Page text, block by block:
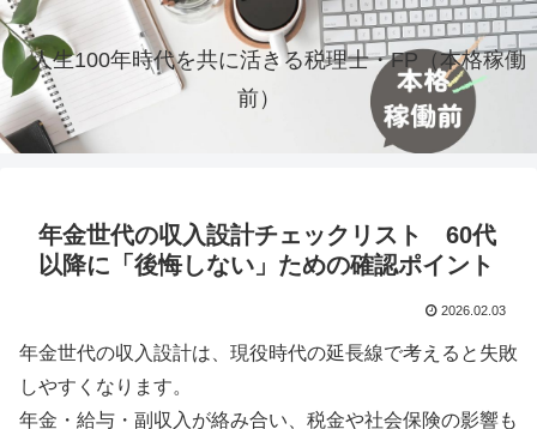
人生100年時代を共に活きる税理士・FP（本格稼働
前）
年金世代の収入設計チェックリスト 60代
以降に「後悔しない」ための確認ポイント
2026.02.03
年金世代の収入設計は、現役時代の延長線で考えると失敗
しやすくなります。
年金・給与・副収入が絡み合い、税金や社会保険の影響も